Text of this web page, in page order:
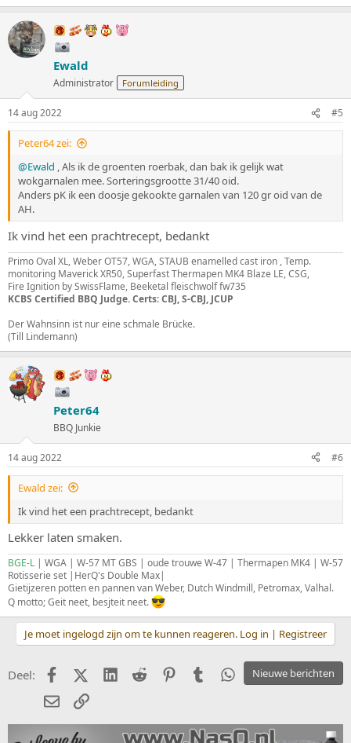
Ewald
Administrator Forumleiding
14 aug 2022 #5
Peter64 zei:
@Ewald , Als ik de groenten roerbak, dan bak ik gelijk wat
wokgarnalen mee. Sorteringsgrootte 31/40 oid.
Anders pK ik een doosje gekookte garnalen van 120 gr oid van de
AH.
Ik vind het een prachtrecept, bedankt
Primo Oval XL, Weber OT57, WGA, STAUB enamelled cast iron , Temp.
monitoring Maverick XR50, Superfast Thermapen MK4 Blaze LE, CSG,
Fire Ignition by SwissFlame, Beeketal fleischwolf fw735
KCBS Certified BBQ Judge. Certs: CBJ, S-CBJ, JCUP
Der Wahnsinn ist nur eine schmale Brücke.
(Till Lindemann)
Peter64
BBQ Junkie
14 aug 2022 #6
Ewald zei:
Ik vind het een prachtrecept, bedankt
Lekker laten smaken.
BGE-L | WGA | W-57 MT GBS | oude trouwe W-47 | Thermapen MK4 | W-57
Rotisserie set |HerQ's Double Max|
Gietijzeren potten en pannen van Weber, Dutch Windmill, Petromax, Valhal.
Q motto; Geit neet, besjteit neet.
Je moet ingelogd zijn om te kunnen reageren. Log in | Registreer
Nieuwe berichten
Deel: FacebookX (Twitter)
LinkedIn
Reddit PinterestTumblrWhatsApp
E-mailkoppeling